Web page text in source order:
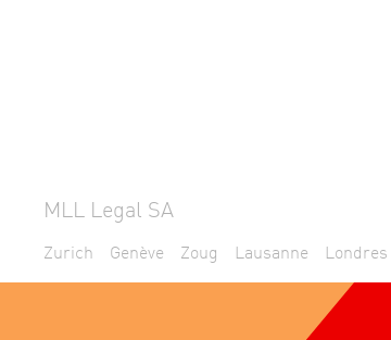
MLL Legal SA
Zurich Genève Zoug Lausanne Londres